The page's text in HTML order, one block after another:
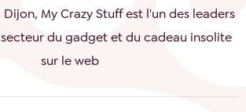
My Crazy Stuff est l'un des leaders
du gadget et du cadeau insolite
sur le web